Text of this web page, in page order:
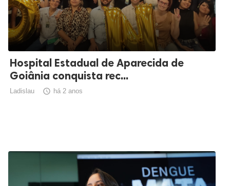
Hospital Estadual de Aparecida de
Goiânia conquista rec...
Ladislau  há 2 anos